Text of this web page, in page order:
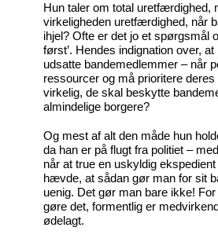
Hun taler om total uretfærdighed,
virkeligheden uretfærdighed, når
ihjel? Ofte er det jo et spørgsmål
først’. Hendes indignation over,
udsatte bandemedlemmer – når
ressourcer og må prioritere
virkelig, de skal beskytte
almindelige borgere?
Og mest af alt den måde hun
da han er på flugt fra politiet –
når at true en uskyldig
hævde, at sådan gør man for sit
uenig. Det gør man bare ikke!
gøre det, formentlig er
ødelagt.